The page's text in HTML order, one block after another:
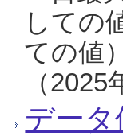
しての
ての値
（2025
デー